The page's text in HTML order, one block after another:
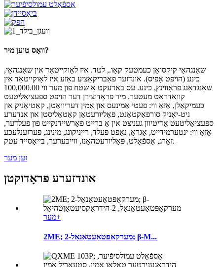
וואָס טוען מיר?
שאַנגהאַי קיקסואַן כעמטעק קאָו., לטד. איז לאָוקייטאַד אין שאַנגהאַי,
כינע (הויפּט אָפיס). אונדזער פאַבריקאַציע באַזע איז לאָוקייטאַד אין
שאַנגדאָנג פּראָווינץ, כינע. עס באדעקט אַ שטח פון מער ווי 100,000.00
קוואַדראַט מעטער. מיר פּראָדוצירן דער הויפּט ספּעציאַליטעט
כעמיקאַלן, אַזאַ ווי: פעטי אַמינעס און אַמין דעריוואַטן, קאַטיאָניק און
ניט-יאָניק סורפאַקטאַנט, פּאָליורעטאַן קאַטאַליסטן און אנדערע
ספּעציאַליטעט אַדיטיוון געניצט אין אַ ברייט פאַרשיידנקייט פון פעלדער,
אַזאַ ווי: ינטערמידייט, אַגראָ, נאַפט פעלד, רייניקונג, מינינג, פערזענלעכע
זאָרג, אַספֿאַלט, פּאָליורעטהאַנז, ווייכערער, ​​בייאָסייד עטק.
זען מער
אונדזערע פּראָדוקטן
מער+
2ME; 2-מערקאַפּטאָעטאַנאָל; β-M...